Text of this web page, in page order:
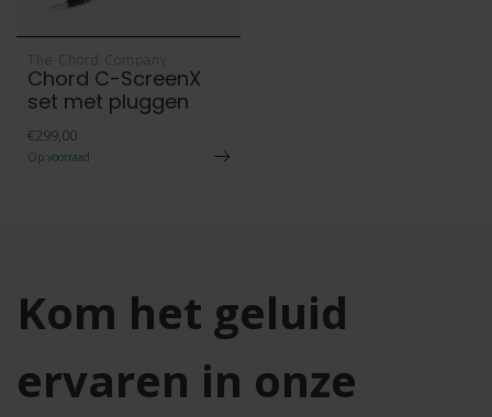
The Chord Company
Chord C-ScreenX
set met pluggen
€299,00
Op voorraad
Kom het geluid
ervaren in onze